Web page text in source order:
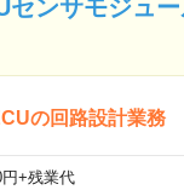
ンサモジュ
の回路設計業務
+残業代